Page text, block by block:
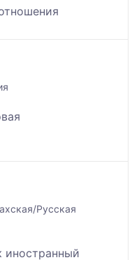
Русская
иностранный